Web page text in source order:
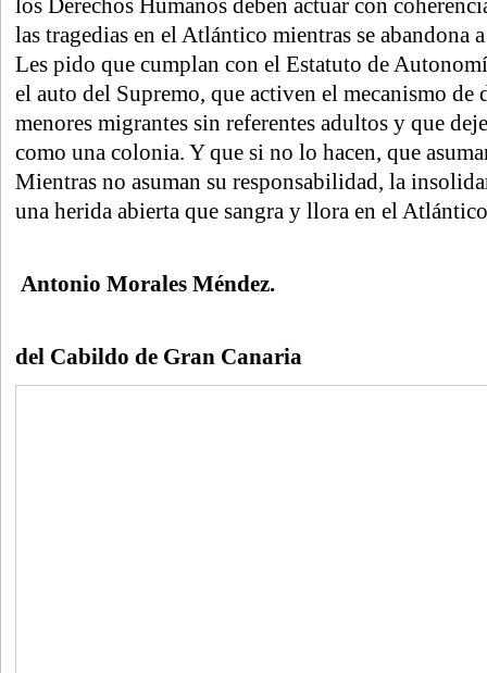
las tragedias en el Atlántico mientras se abandona
Les pido que cumplan con el Estatuto de
el auto del Supremo, que activen el mecanismo de
menores migrantes sin referentes adultos y que
como una colonia. Y que si no lo hacen, que
Mientras no asuman su responsabilidad, la
una herida abierta que sangra y llora en el
Antonio Morales Méndez.
del Cabildo de Gran Canaria